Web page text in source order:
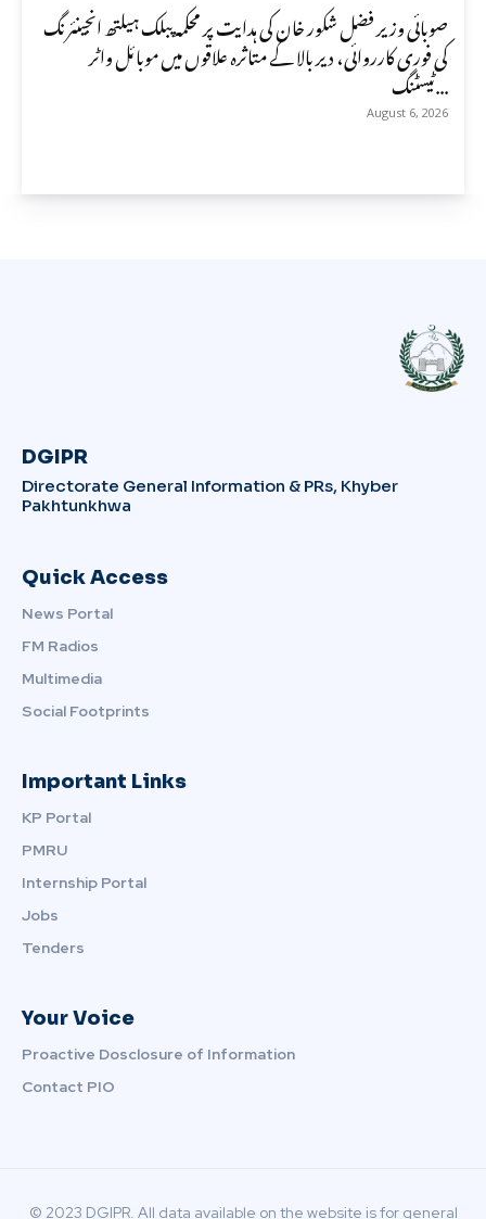
صوبائی وزیر فضل شکور خان کی ہدایت پر محکمہ پبلک ہیلتھ انجینئرنگ
کی فوری کارروائی، دیر بالا کے متاثرہ علاقوں میں موبائل واٹر
ٹیسٹنگ...
August 6, 2026
DGIPR
Directorate General Information & PRs, Khyber
Pakhtunkhwa
Quick Access
News Portal
FM Radios
Multimedia
Social Footprints
Important Links
KP Portal
PMRU
Internship Portal
Jobs
Tenders
Your Voice
Proactive Dosclosure of Information
Contact PIO
© 2023 DGIPR. All data available on the website is for general